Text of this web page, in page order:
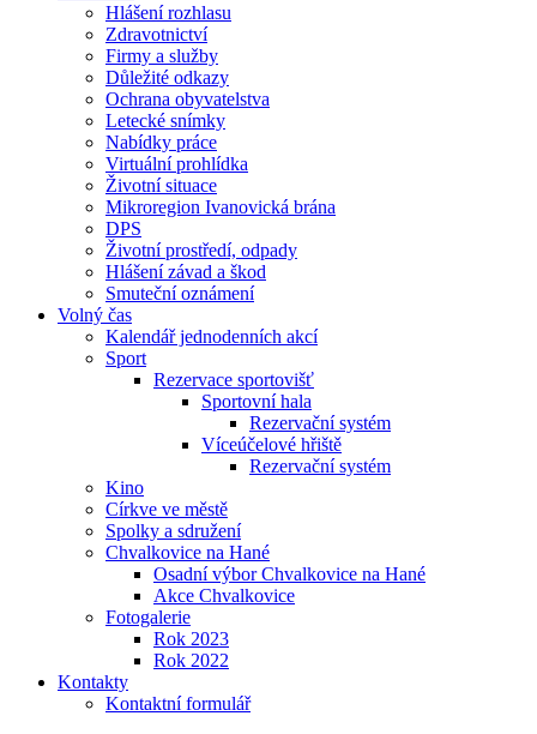
Hlášení rozhlasu
Zdravotnictví
Firmy a služby
Důležité odkazy
Ochrana obyvatelstva
Letecké snímky
Nabídky práce
Virtuální prohlídka
Životní situace
Mikroregion Ivanovická brána
DPS
Životní prostředí, odpady
Hlášení závad a škod
Smuteční oznámení
Volný čas
Kalendář jednodenních akcí
Sport
Rezervace sportovišť
Sportovní hala
Rezervační systém
Víceúčelové hřiště
Rezervační systém
Kino
Církve ve městě
Spolky a sdružení
Chvalkovice na Hané
Osadní výbor Chvalkovice na Hané
Akce Chvalkovice
Fotogalerie
Rok 2023
Rok 2022
Kontakty
Kontaktní formulář